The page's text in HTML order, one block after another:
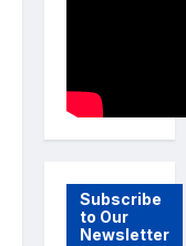
Subscribe
to Our
Newsletter